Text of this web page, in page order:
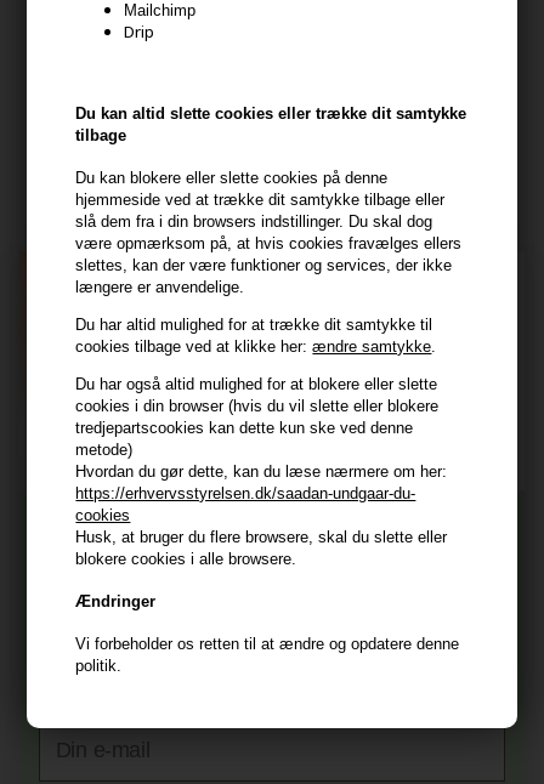
Mailchimp
Drip
Du kan altid slette cookies eller trække dit samtykke
tilbage
Du kan blokere eller slette cookies på denne
hjemmeside ved at trække dit samtykke tilbage eller
slå dem fra i din browsers indstillinger. Du skal dog
være opmærksom på, at hvis cookies fravælges ellers
slettes, kan der være funktioner og services, der ikke
længere er anvendelige.
Du har altid mulighed for at trække dit samtykke til
cookies tilbage ved at klikke her:ændre samtykke
Du har også altid mulighed for at blokere eller slette
cookies i din browser (hvis du vil slette eller blokere
tredjepartscookies kan dette kun ske ved denne
metode)
Hvordan du gør dette, kan du læse nærmere om her:
https://erhvervsstyrelsen.dk/saadan-undgaar-du-
cookies
Husk, at bruger du flere browsere, skal du slette eller
blokere cookies i alle browsere.
Ændringer
Vi forbeholder os retten til at ændre og opdatere denne
politik.
CVR: 44874253
kundeservice@hair247.dk
Modtag tilbud mm
Tilmeld dig nyhedsbrev - du kan altid afmelde det igen.
TILMELD
ConsentJeg accepterer vilkår og betingelser.
Læs mere her
Husk at vi har
Gratis fragt til ved køb over 399 kr på udvalgte fragtformer
Vi sender samme hverdag ved bestilling inden kl 14:45
+9600 anmeldelser på Trustpilot , 4.9 Rating
Vi er E-mærket - Din sikkerhed
Tilmeld dig nyhedsbrevet
Og modtag nyheder, eksklusive tilbud og rabatter
Fornavn
E-mail